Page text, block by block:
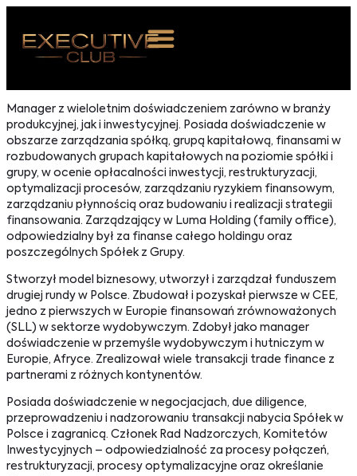
NAS
ROOM
DO NAS
Manager z wieloletnim doświadczeniem zarówno w branży
produkcyjnej, jak i inwestycyjnej. Posiada doświadczenie w
obszarze zarządzania spółką, grupą kapitałową, finansami w
rozbudowanych grupach kapitałowych na poziomie spółki i
grupy, w ocenie opłacalności inwestycji, restrukturyzacji,
optymalizacji procesów, zarządzaniu ryzykiem finansowym,
zarządzaniu płynnością oraz budowaniu i realizacji strategii
finansowania. Zarządzający w Luma Holding (family office),
odpowiedzialny był za finanse całego holdingu oraz
poszczególnych Spółek z Grupy.
Stworzył model biznesowy, utworzył i zarządzał funduszem
drugiej rundy w Polsce. Zbudował i pozyskał pierwsze w CEE,
jedno z pierwszych w Europie finansowań zrównoważonych
(SLL) w sektorze wydobywczym. Zdobył jako manager
doświadczenie w przemyśle wydobywczym i hutniczym w
Europie, Afryce. Zrealizował wiele transakcji trade finance z
partnerami z różnych kontynentów.
Posiada doświadczenie w negocjacjach, due diligence,
przeprowadzeniu i nadzorowaniu transakcji nabycia Spółek w
Polsce i zagranicą. Członek Rad Nadzorczych, Komitetów
Inwestycyjnych – odpowiedzialność za procesy połączeń,
restrukturyzacji, procesy optymalizacyjne oraz określanie